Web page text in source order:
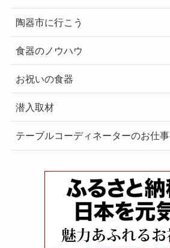
陶器市に行こう
食器のノウハウ
お祝いの食器
潜入取材
テーブルコーディネーターのお仕事